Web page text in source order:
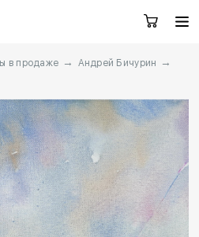
Художники
Заказать звонок
в продаже → Андрей Бичурин
→